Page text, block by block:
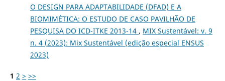
O DESIGN PARA ADAPTABILIDADE (DFAD) E A
BIOMIMÉTICA: O ESTUDO DE CASO PAVILHÃO DE
PESQUISA DO ICD-ITKE 2013-14 , MIX Sustentável: v. 9
n. 4 (2023): Mix Sustentável (edição especial ENSUS
2023)
1 2 > >>